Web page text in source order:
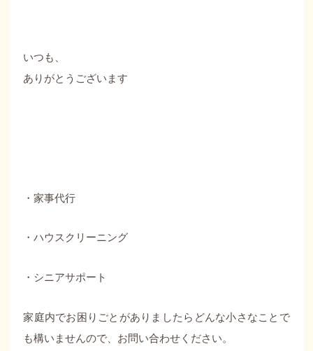
いつも、
ありがとうございます
・家事代行
・ハウスクリーニング
・シニアサポート
家庭内でお困りごとがありましたらどんな小さなことで
も構いませんので、お問い合わせください。